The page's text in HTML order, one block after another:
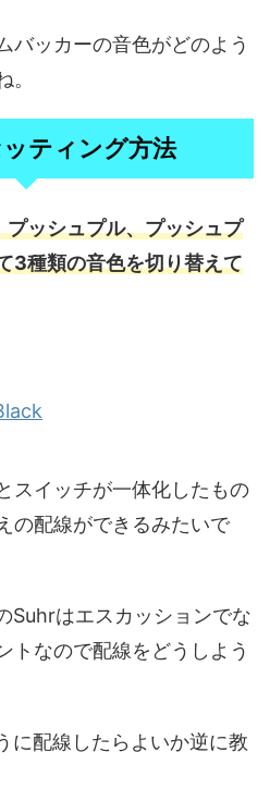
バッカーの音色がどのよう
ティング方法
ッシュプル、プッシュプ
3種類の音色を切り替えて
スイッチが一体化したもの
の配線ができるみたいで
Suhrはエスカッションでな
トなので配線をどうしよう
に配線したらよいか逆に教